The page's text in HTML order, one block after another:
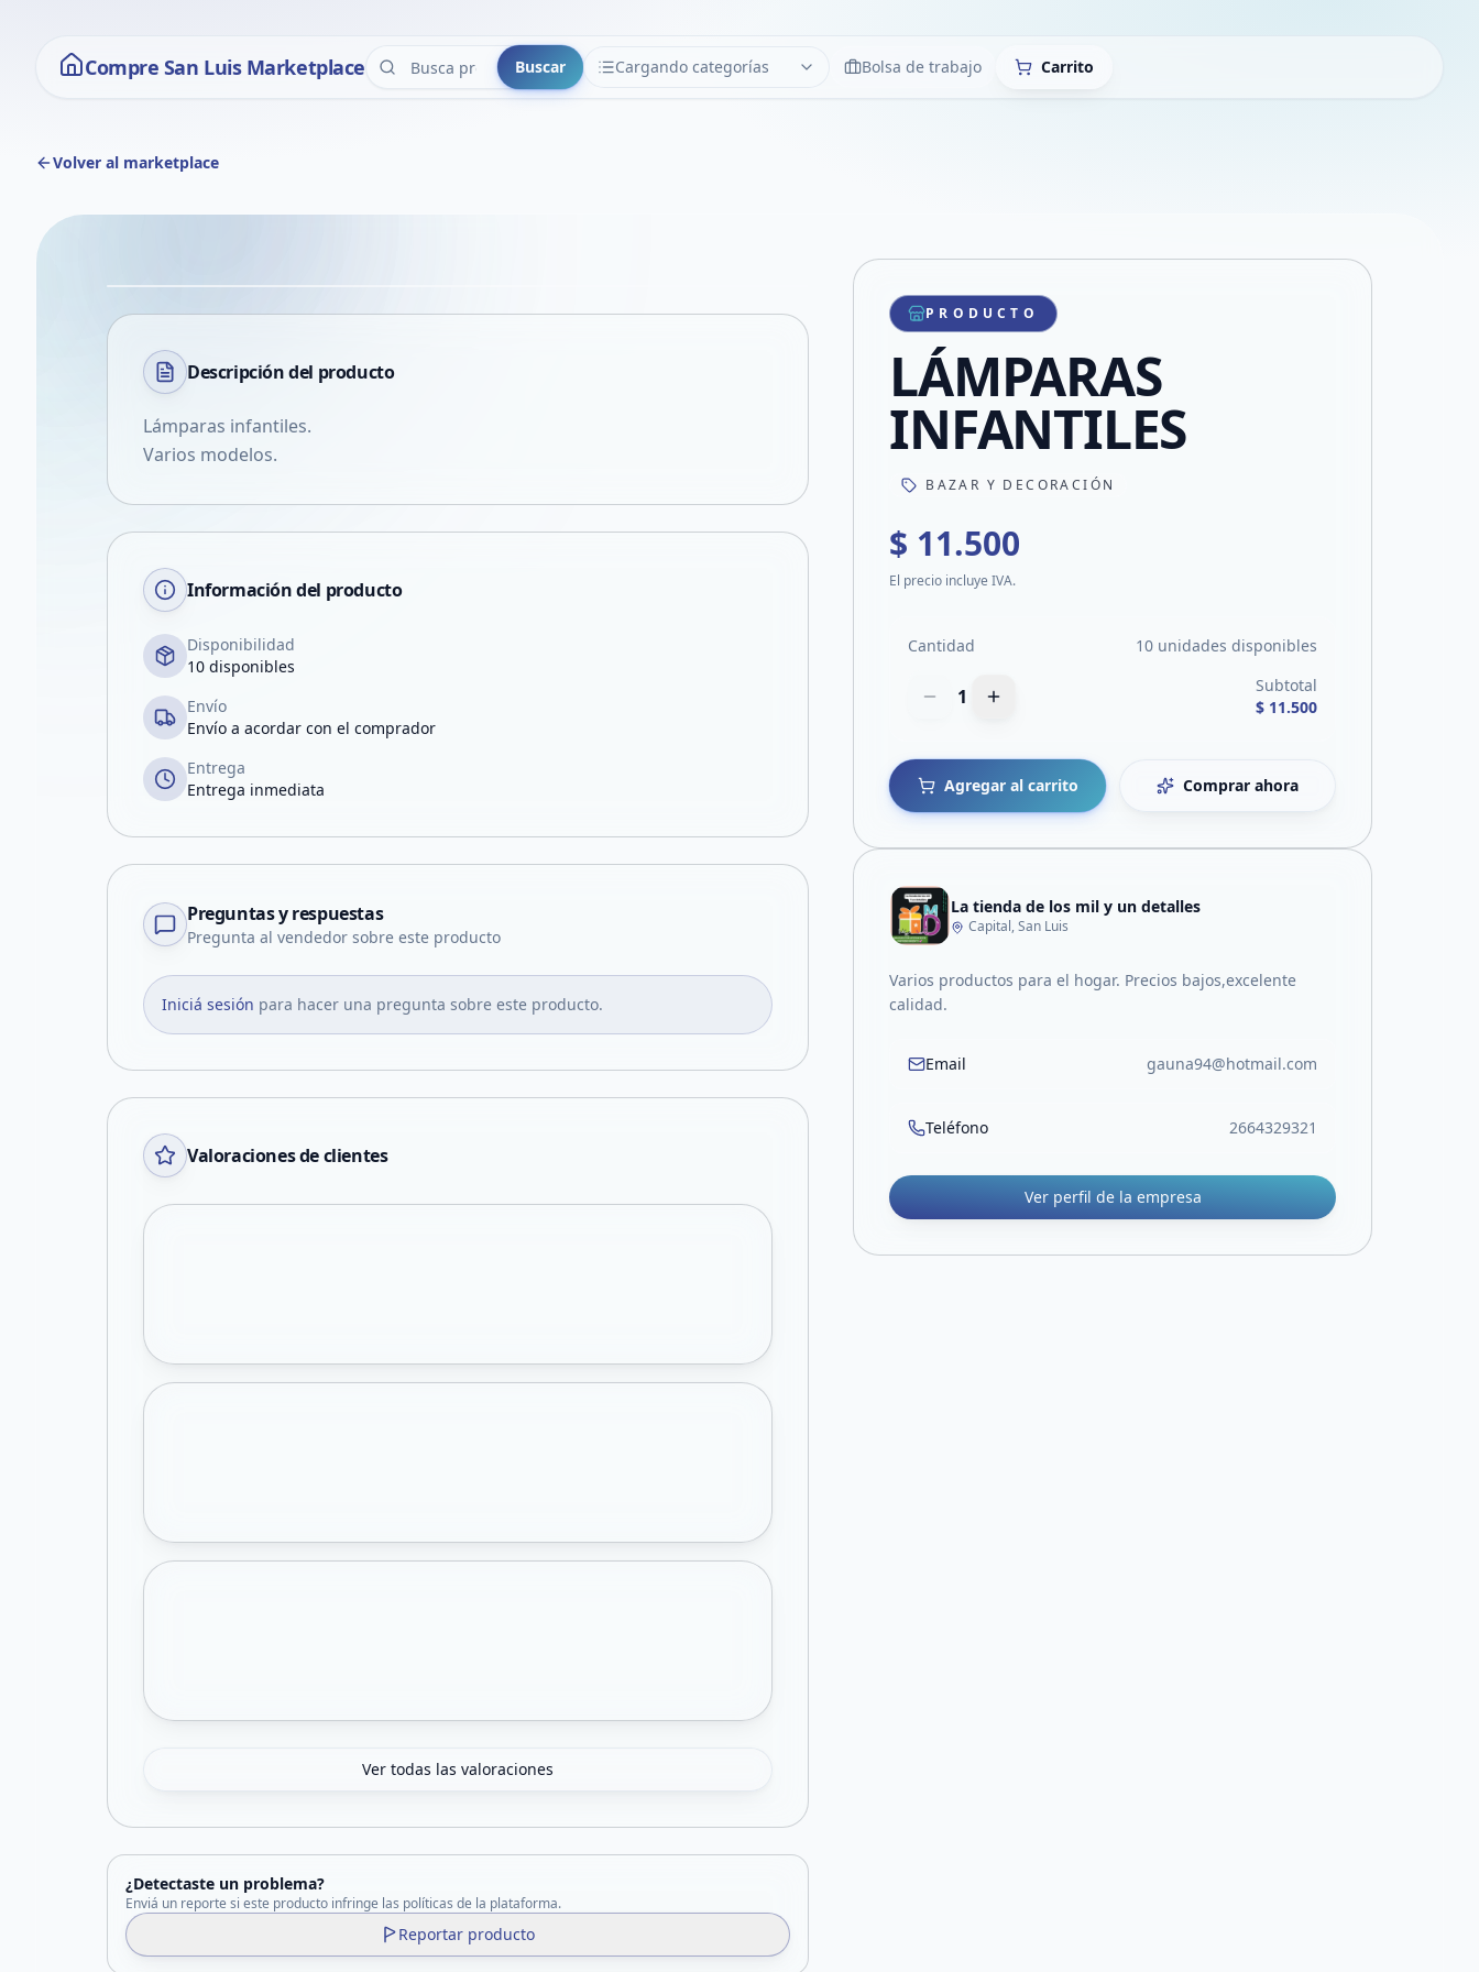
Compre San Luis Marketplace Buscar Cargando categorías
CATEGORÍAS LimpiarBolsa de trabajo Carrito
Volver al marketplace
VER EN PANTALLA COMPLETA
Compartir producto
Compartir por WhatsApp
Compartir por mail
Compartir en Facebook
Compartir en X
Descripción del producto
Lámparas infantiles.
Varios modelos.
Información del producto
Disponibilidad
10 disponibles
Envío
Envío a acordar con el comprador
Entrega
Entrega inmediata
Preguntas y respuestas
Pregunta al vendedor sobre este producto
Iniciá sesión para hacer una pregunta sobre este producto.
Valoraciones de clientes
Ver todas las valoraciones
¿Detectaste un problema?
Enviá un reporte si este producto infringe las políticas de la plataforma.
Reportar producto
PRODUCTO
LÁMPARAS
INFANTILES
BAZAR Y DECORACIÓN
$ 11.500
El precio incluye IVA.
Cantidad 10 unidades disponibles
1
Subtotal
$ 11.500
Agregar al carrito Comprar ahora
La tienda de los mil y un detalles
Capital, San Luis
Varios productos para el hogar. Precios bajos,excelente
calidad.
Email gauna94@hotmail.com
Teléfono 2664329321
Ver perfil de la empresa